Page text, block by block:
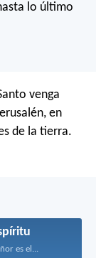
lo último
venga
en
de la tierra.
es el...